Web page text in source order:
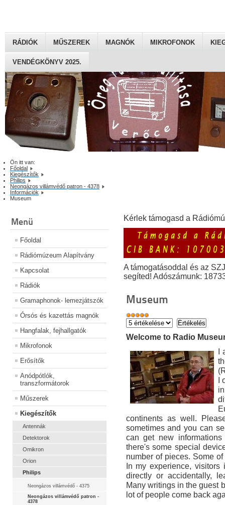
RÁDIÓK MŰSZEREK MAGNÓK MIKROFONOK
VENDÉGKÖNYV 2025.
Ön itt van:
Főoldal
Kiegészítők
Philips
Neongázos villámvédő patron - 4378
Információk
Museum
Menü
Főoldal
Rádiómúzeum Alapítvány
Kapcsolat
Rádiók
Gramaphonok- lemezjátszók
Órsós és kazettás magnók
Hangfalak, fejhallgatók
Mikrofonok
Erősítők
Anódpótlók,
transzformátorok
Műszerek
Kiegészítők
Antennák
Detektorok
Omikron
Orion
Philips
Neongázos villámvédő - 4375
Neongázos villámvédő patron -
4378
Kérlek támogasd a
A támogatásoddal és az
segíted! Adószámunk:
Museum
Welcome to Radio
continents as well.
sometimes and you can
can get new
there's some special
number of pieces. Some
In my experience,
directly or accidentally,
Many writings in the guest
lot of people come back